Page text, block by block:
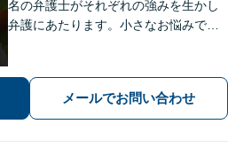
名の弁護士がそれぞれの強みを生かし
弁護にあたります。小さなお悩みで
イスを行います！【初回相談無料】
メールでお問い合わせ